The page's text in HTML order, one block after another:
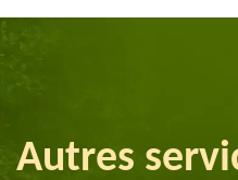
Autres